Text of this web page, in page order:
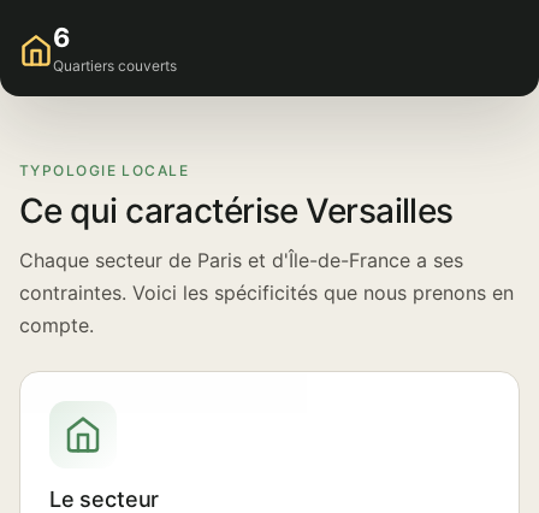
6
Quartiers couverts
TYPOLOGIE LOCALE
Ce qui caractérise Versailles
Chaque secteur de Paris et d'Île-de-France a ses
contraintes. Voici les spécificités que nous prenons en
compte.
Le secteur